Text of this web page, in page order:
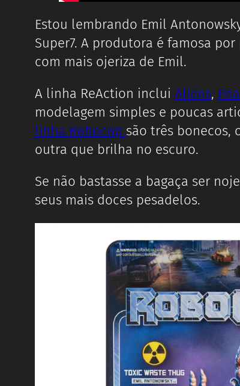
Estou lembrando Emil
Super7. A produtora é famosa
com mais ojeriza de Emil.
A linha ReAction inclui Aliens,
modelagem simples e poucas
linha Robocop são três bonecos,
outra que brilha no escuro.
Se não bastasse a bagaça ser
seus mais doces pesadelos.